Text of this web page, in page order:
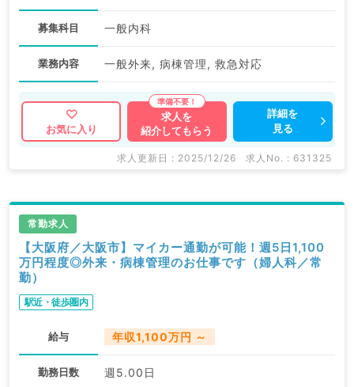
募集科目 一般内科
業務内容 一般外来, 病棟管理, 救急対応
お気に入り
求人を
紹介してもらう
詳細を
見る
求人更新日 : 2025/12/26 求人No. : 631325
常勤求人
【大阪府／大阪市】マイカー通勤が可能！週5日1,100
万円程度◎外来・病棟管理のお仕事です（婦人科／常
勤）
駅近・徒歩圏内
給与 年収1,100万円 ～
勤務日数 週5.00日